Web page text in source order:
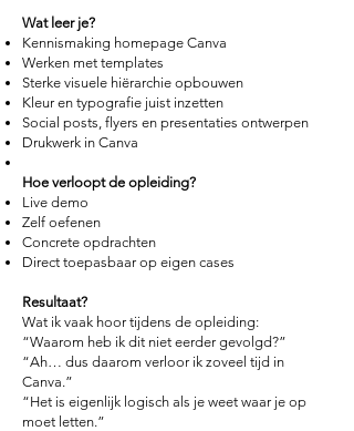
Wat leer je?
Kennismaking homepage Canva
Werken met templates
Sterke visuele hiërarchie opbouwen
Kleur en typografie juist inzetten
Social posts, flyers en presentaties ontwerpen
Drukwerk in Canva
Hoe verloopt de opleiding?
Live demo
Zelf oefenen
Concrete opdrachten
Direct toepasbaar op eigen cases
Resultaat?
Wat ik vaak hoor tijdens de opleiding:
“Waarom heb ik dit niet eerder gevolgd?”
“Ah… dus daarom verloor ik zoveel tijd in
Canva.”
“Het is eigenlijk logisch als je weet waar je op
moet letten.”